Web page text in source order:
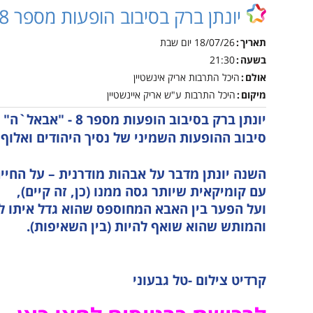
אינטראקטיבית קייטנות
קיץ
נהלי הרשמה לקייטנות
הקיץ
נגישות והשתלבות
יונתן ברק בסיבוב הופעות מספר 8 - "אבאל`ה"
תאריך 18/07/26 יום שבת
בשעה 21:30
אולם היכל התרבות אריק אינשטיין
מיקום היכל התרבות ע"ש אריק איינשטיין
יונתן ברק בסיבוב הופעות מספר 8 - "אבאל`ה"
סיבוב ההופעות השמיני של נסיך היהודים
השנה יונתן מדבר על אבהות מודרנית – על
עם קומיקאית שיותר גסה ממנו (כן, זה קיים),
ועל הפער בין האבא המחוספס שהוא גדל איתו
והמותש שהוא שואף להיות (בין השאיפות).
קרדיט צילום -טל גבעוני